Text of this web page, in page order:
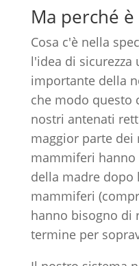
Ma perché è
Cosa c'è nella
l'idea di sicurezza
importante della
che modo questo
nostri antenati
maggior parte
mammiferi
della madre dopo
mammiferi
hanno bisogno di
termine per